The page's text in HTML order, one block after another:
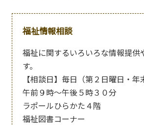
福祉情報相談
福祉に関するいろいろな情報提供
す。
【相談日】毎日（第２日曜日・年
午前９時～午後５時３０分
ラポールひらかた４階
福祉図書コーナー